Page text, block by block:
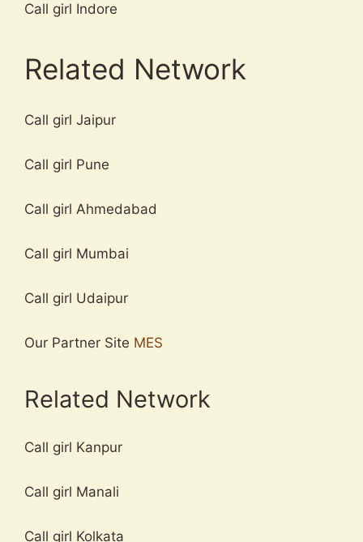
Call girl Indore
Related Network
Call girl Jaipur
Call girl Pune
Call girl Ahmedabad
Call girl Mumbai
Call girl Udaipur
Our Partner Site MES
Related Network
Call girl Kanpur
Call girl Manali
Call girl Kolkata